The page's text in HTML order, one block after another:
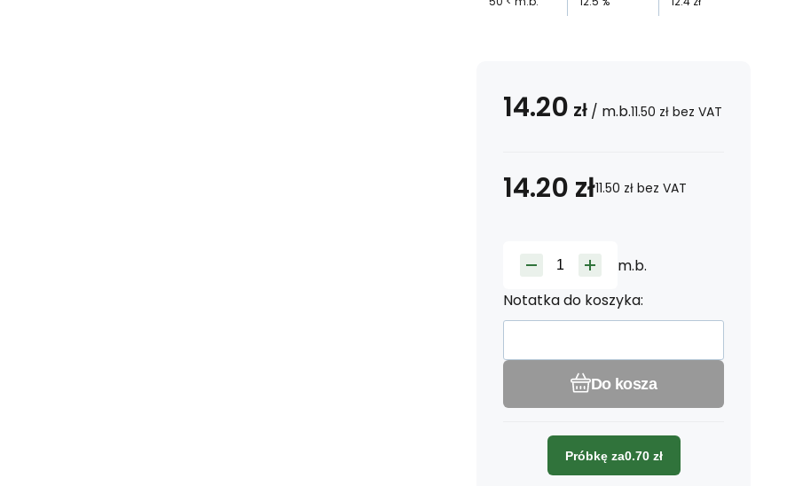
14.20 zł / m.b.11.50 zł bez VAT
14.20 zł11.50 zł bez VAT
m.b.
Notatka do koszyka:
Do kosza
Próbkę za0.70 zł